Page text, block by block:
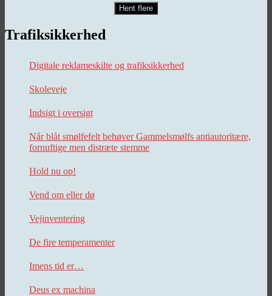
Hent flere
Trafiksikkerhed
Digitale reklameskilte og trafiksikkerhed
Skoleveje
Indsigt i oversigt
Når blåt smølfefelt behøver Gammelsmølfs antiautoritære,
fornuftige men distræte stemme
Hold nu op!
Vend om eller dø
Vejinventering
De fire temperamenter
Imens tid er…
Deus ex machina